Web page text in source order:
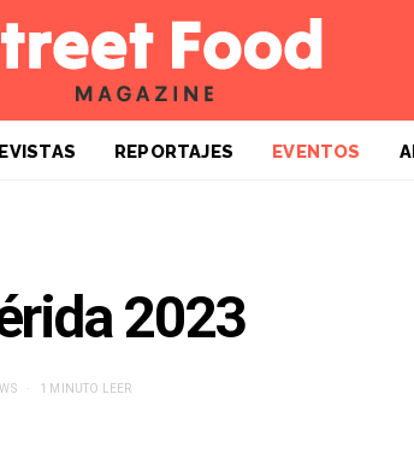
REPORTAJES EVENTOS
2023
1 MINUTO LEER